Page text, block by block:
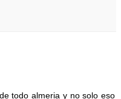
todo almeria y no solo eso